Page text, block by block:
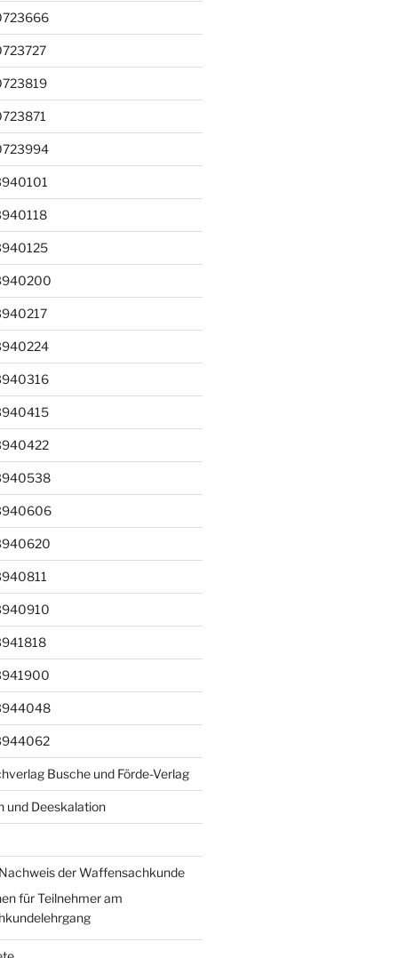
Busche und Förde-Verlag
und Deeskalation
der Waffensachkunde
für Teilnehmer am